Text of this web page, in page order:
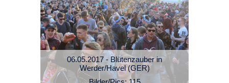
06.05.2017 - Blütenzauber in
Werder/Havel (GER)